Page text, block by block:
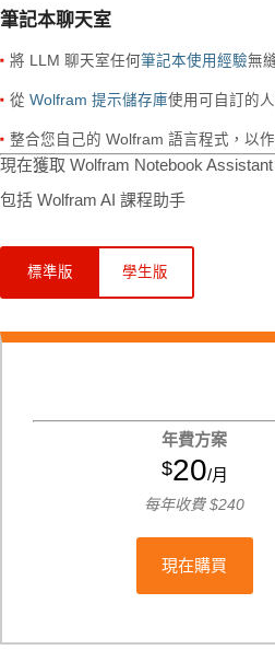
筆記本聊天室
將 LLM 聊天室任何筆記本使用經驗無
從 Wolfram 提示儲存庫使用可自訂的
整合您自己的 Wolfram 語言程式，以
現在獲取 Wolfram Notebook
包括 Wolfram AI 課程助手
標準版 學生版
年費方案
$20/月
每年收費$240
現在購買